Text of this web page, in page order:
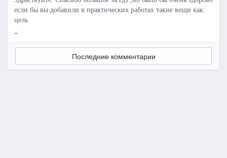
если бы вы добавили в практических работах такие вещи как:
цель
..
Последние комментарии